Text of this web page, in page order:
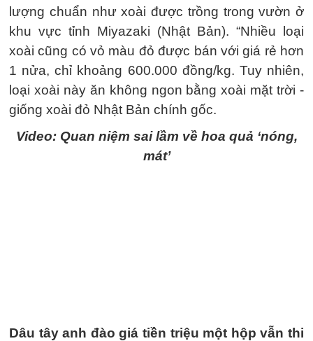
lượng chuẩn như xoài được trồng trong vườn ở
khu vực tỉnh Miyazaki (Nhật Bản). “Nhiều loại
xoài cũng có vỏ màu đỏ được bán với giá rẻ hơn
1 nửa, chỉ khoảng 600.000 đồng/kg. Tuy nhiên,
loại xoài này ăn không ngon bằng xoài mặt trời -
giống xoài đỏ Nhật Bản chính gốc.
Video: Quan niệm sai lầm về hoa quả ‘nóng,
mát’
Dâu tây anh đào giá tiền triệu một hộp vẫn thi